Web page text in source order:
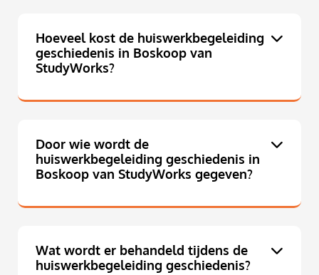
Hoeveel kost de huiswerkbegeleiding
geschiedenis in Boskoop van
StudyWorks?
Door wie wordt de
huiswerkbegeleiding geschiedenis in
Boskoop van StudyWorks gegeven?
Wat wordt er behandeld tijdens de
huiswerkbegeleiding geschiedenis?